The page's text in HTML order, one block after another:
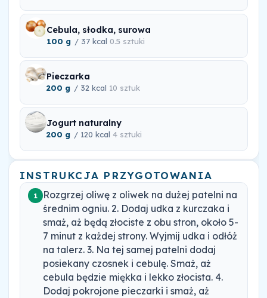
Cebula, słodka, surowa
100 g / 37 kcal 0.5 sztuki
Pieczarka
200 g / 32 kcal 10 sztuk
Jogurt naturalny
200 g / 120 kcal 4 sztuki
INSTRUKCJA PRZYGOTOWANIA
1
Rozgrzej oliwę z oliwek na dużej patelni na
średnim ogniu. 2. Dodaj udka z kurczaka i
smaż, aż będą złociste z obu stron, około 5-
7 minut z każdej strony. Wyjmij udka i odłóż
na talerz. 3. Na tej samej patelni dodaj
posiekany czosnek i cebulę. Smaż, aż
cebula będzie miękka i lekko złocista. 4.
Dodaj pokrojone pieczarki i smaż, aż